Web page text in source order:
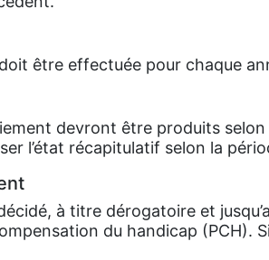
être effectuée pour chaque
devront être produits
l’état récapitulatif selon la
à titre dérogatoire et
du handicap (PCH).